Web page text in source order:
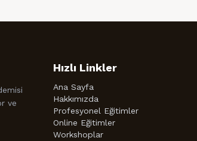
ve
Hızlı Linkler
Ana Sayfa
Hakkımızda
Profesyonel Eğitimler
Online Eğitimler
Workshoplar